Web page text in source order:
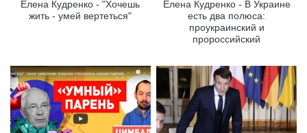
Елена Кудренко - "Хочешь
жить - умей вертеться"
Елена Кудренко - В Украине
есть два полюса:
проукраинский и
пророссийский